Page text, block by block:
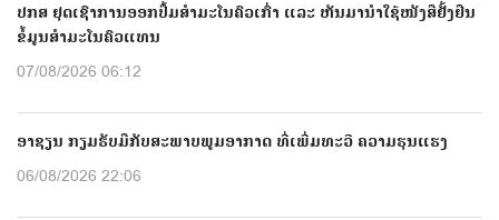
ປກສ ຢຸດເຊົາການອອກປື້ມສຳມະໂນຄົວເກົ່າ ແລະ ຫັນມານຳໃຊ້ໜັງສືຢັ້ງຢືນ
ຂໍ້ມູນສຳມະໂນຄົວແທນ
07/08/2026 06:12
ອາຊຽນ ກຽມຮັບມືກັບສະພາບພູມອາກາດ ທີ່ເພີ່ມທະວີ ຄວາມຮຸນແຮງ
06/08/2026 22:06